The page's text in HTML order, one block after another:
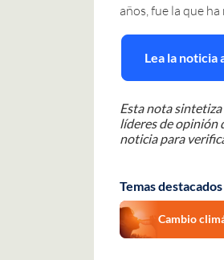
años, fue la que
Lea la noticia
Esta nota
líderes de opinión
noticia para
Temas destacados
Cambio